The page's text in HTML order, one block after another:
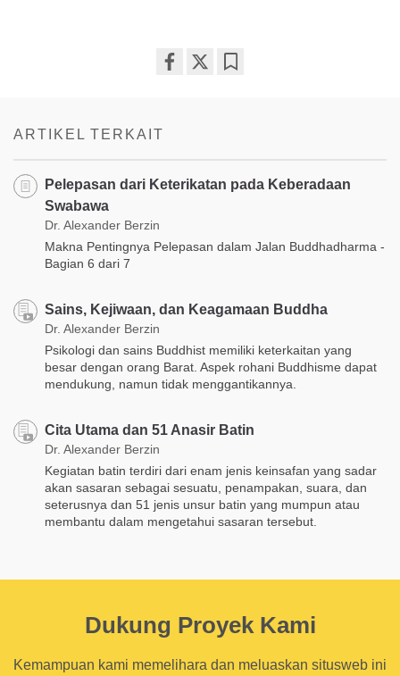
ARTIKEL TERKAIT
Pelepasan dari Keterikatan pada Keberadaan
Swabawa
Dr. Alexander Berzin
Makna Pentingnya Pelepasan dalam Jalan Buddhadharma -
Bagian 6 dari 7
Sains, Kejiwaan, dan Keagamaan Buddha
Dr. Alexander Berzin
Psikologi dan sains Buddhist memiliki keterkaitan yang
besar dengan orang Barat. Aspek rohani Buddhisme dapat
mendukung, namun tidak menggantikannya.
Cita Utama dan 51 Anasir Batin
Dr. Alexander Berzin
Kegiatan batin terdiri dari enam jenis keinsafan yang sadar
akan sasaran sebagai sesuatu, penampakan, suara, dan
seterusnya dan 51 jenis unsur batin yang mumpun atau
membantu dalam mengetahui sasaran tersebut.
Dukung Proyek Kami
Kemampuan kami memelihara dan meluaskan situsweb ini